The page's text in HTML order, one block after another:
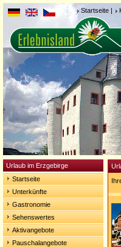
Startseite |
Urlaub im Erzgebirge
Startseite
Unterkünfte
Gastronomie
Sehenswertes
Aktivangebote
Pauschalangebote